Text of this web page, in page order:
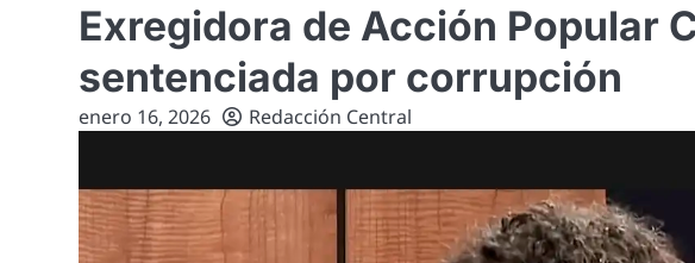
Exregidora de Acción Popular
sentenciada por corrupción
enero 16, 2026 Redacción Central